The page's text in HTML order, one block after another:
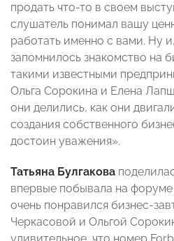
продать что-то в своем
слушатель понимал вашу
работать именно с вами. Ну
запомнилось знакомство на
такими известными
Ольга Сорокина и Елена
они делились, как они
создания собственного
достоин уважения».
Татьяна Булгакова
впервые побывала на
очень понравился бизнес-
Черкасовой и Ольгой